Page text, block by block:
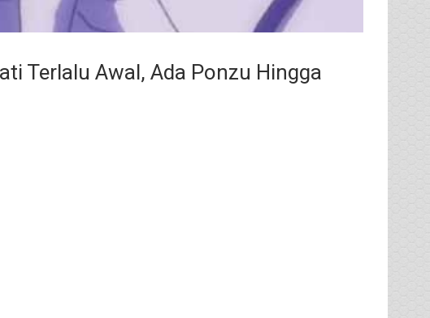
Terlalu Awal, Ada Ponzu Hingga